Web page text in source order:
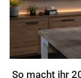
So macht ihr